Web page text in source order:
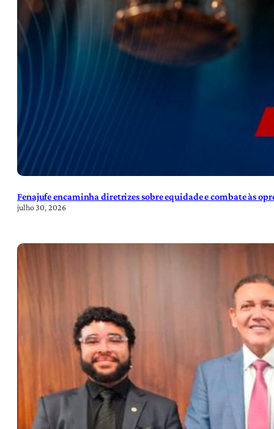
Fenajufe encaminha diretrizes sobre equidade e combate às
julho 30, 2026